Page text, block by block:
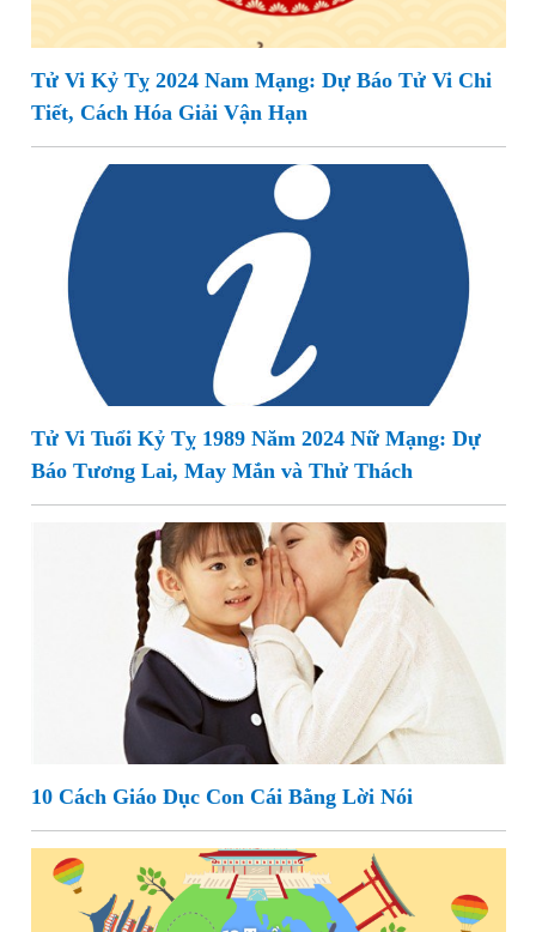
Tử Vi Kỷ Tỵ 2024 Nam Mạng: Dự Báo Tử Vi Chi
Tiết, Cách Hóa Giải Vận Hạn
Tử Vi Tuổi Kỷ Tỵ 1989 Năm 2024 Nữ Mạng: Dự
Báo Tương Lai, May Mắn và Thử Thách
10 Cách Giáo Dục Con Cái Bằng Lời Nói